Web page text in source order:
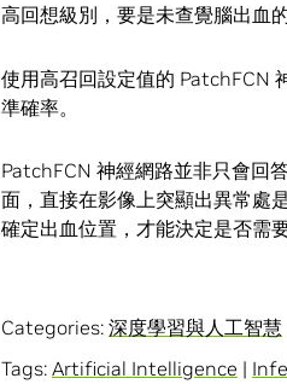
高回想級別，要是未查覺腦出血
使用高召回設定值的 PatchFCN
準確率。
PatchFCN 神經網路並非只會回
面，直接在影像上突顯出異常處
確定出血位置，才能決定是否需
Categories: 深度學習與人工智慧
Tags: Artificial Intelligence |